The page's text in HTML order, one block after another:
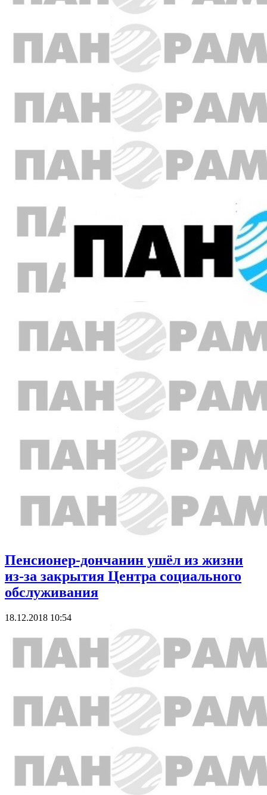
Пенсионер-дончанин ушёл из жизни
из-за закрытия Центра социального
обслуживания
18.12.2018 10:54